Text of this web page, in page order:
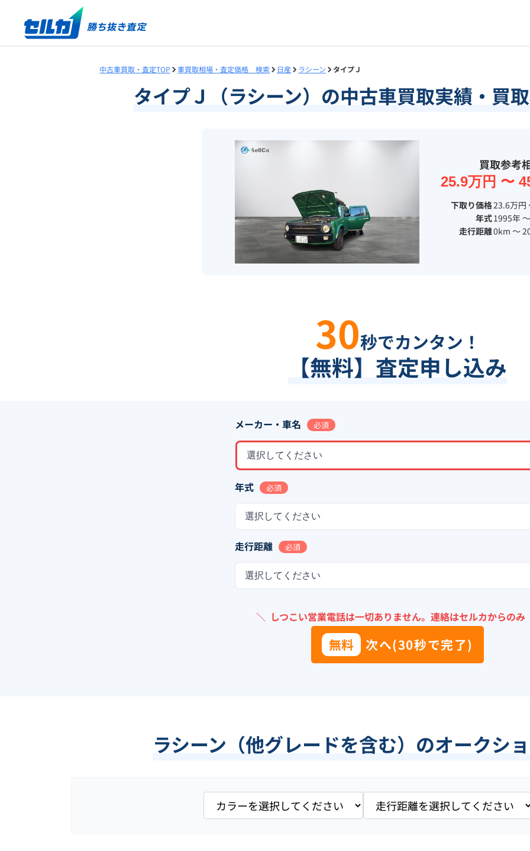
中古車買取・査定TOP 車買取相場・査定価格 検索 日産 ラシーン タイプＪ
タイプＪ（ラシーン）の中古車買取実績・買
買取参考
25.9万円 〜
下取り価格23.6万円
年式1995年
走行距離0km 〜
30秒でカンタン！
【無料】査定申し込み
メーカー・車名 必須
選択してください
年式 必須
選択してください
走行距離 必須
選択してください
＼ しつこい営業電話は一切ありません。 連絡はセルカからのみ
無料 次へ(30秒で完了)
ラシーン（他グレードを含む）のオークシ